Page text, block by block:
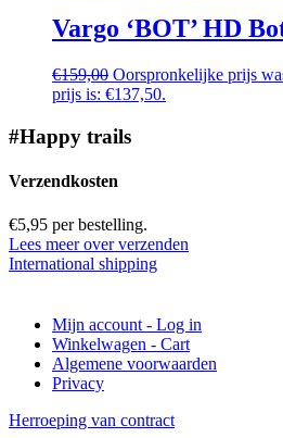
Vargo ‘BOT’ HD
€159,00 Oorspronkelijke prijs
prijs is: €137,50.
#Happy trails
Verzendkosten
€5,95 per bestelling.
Lees meer over verzenden
International shipping
Mijn account - Log in
Winkelwagen - Cart
Algemene voorwaarden
Privacy
Herroeping van contract